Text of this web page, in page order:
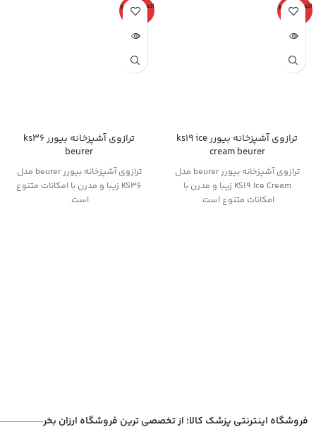
اتمام موجو
دی
ترازوی آشپزخانه بیورر ks19 ice
cream beurer
ترازوی آشپزخانه بیورر beurer مدل
KS19 Ice Cream زیبا و مدرن با
امکانات متنوع است.
اتمام موجو
دی
ترازوی آشپزخانه بیورر ks36
beurer
ترازوی آشپزخانه بیورر beurer مدل
KS36 زیبا و مدرن با امکانات متنوع
است.
فروشگاه اینترنتی پزشک کالا؛ از تخصصی ترین فروشگاه ارزان بخر